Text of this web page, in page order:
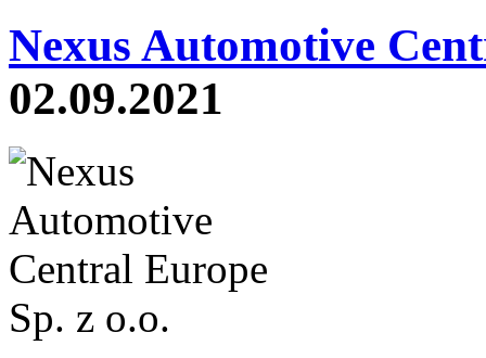
Nexus Automotive
02.09.2021